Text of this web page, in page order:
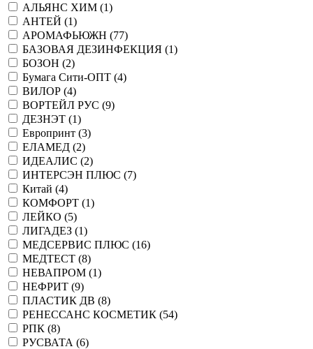
АЛЬЯНС ХИМ (1)
АНТЕЙ (1)
АРОМАФЬЮЖН (77)
БАЗОВАЯ ДЕЗИНФЕКЦИЯ (1)
БОЗОН (2)
Бумага Сити-ОПТ (4)
ВИЛОР (4)
ВОРТЕЙЛ РУС (9)
ДЕЗНЭТ (1)
Европринт (3)
ЕЛАМЕД (2)
ИДЕАЛИС (2)
ИНТЕРСЭН ПЛЮС (7)
Китай (4)
КОМФОРТ (1)
ЛЕЙКО (5)
ЛИГАДЕЗ (1)
МЕДСЕРВИС ПЛЮС (16)
МЕДТЕСТ (8)
НЕВАПРОМ (1)
НЕФРИТ (9)
ПЛАСТИК ДВ (8)
РЕНЕССАНС КОСМЕТИК (54)
РПК (8)
РУСВАТА (6)